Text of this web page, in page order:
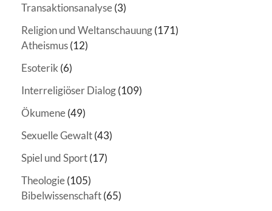
Transaktionsanalyse(3)
Religion und Weltanschauung(171)
Atheismus(12)
Esoterik (6)
Interreligiöser Dialog(109)
Ökumene(49)
Sexuelle Gewalt(43)
Spiel und Sport(17)
Theologie(105)
Bibelwissenschaft(65)